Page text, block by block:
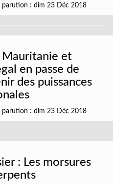
parution : dim 23 Déc 2018
Mauritanie et
en passe de
des puissances
parution : dim 23 Déc 2018
: Les morsures